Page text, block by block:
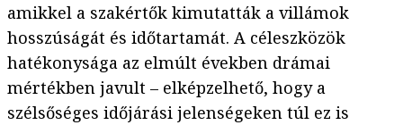
amikkel a szakértők kimutatták a villámok
hosszúságát és időtartamát. A céleszközök
hatékonysága az elmúlt években drámai
mértékben javult – elképzelhető, hogy a
szélsőséges időjárási jelenségeken túl ez is